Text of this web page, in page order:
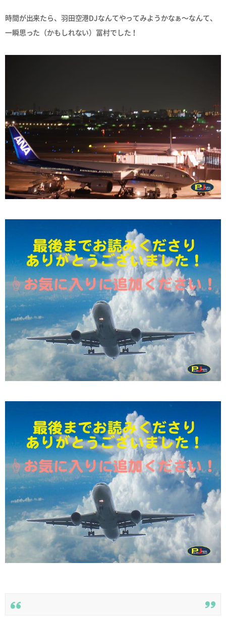
時間が出来たら、羽田空港DJなんてやってみようかなぁ〜なんて、
一瞬思った（かもしれない）冨村でした！